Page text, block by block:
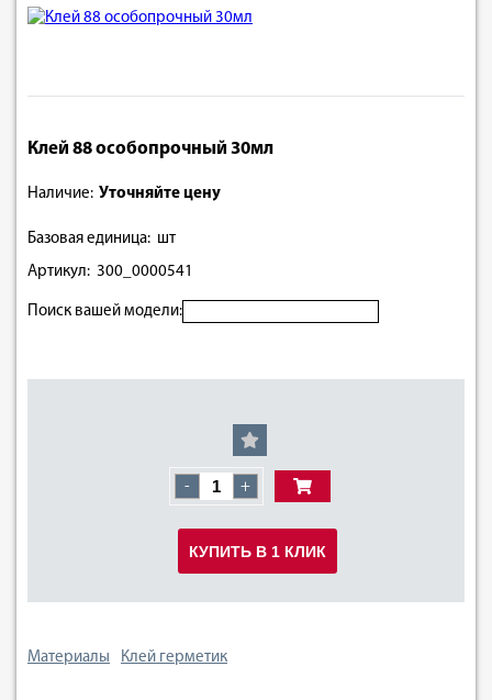
Клей 88 особопрочный 30мл
Наличие: Уточняйте цену
Базовая единица: шт
Артикул: 300_0000541
Поиск вашей модели:
- +
КУПИТЬ В 1 КЛИК
Материалы Клей герметик